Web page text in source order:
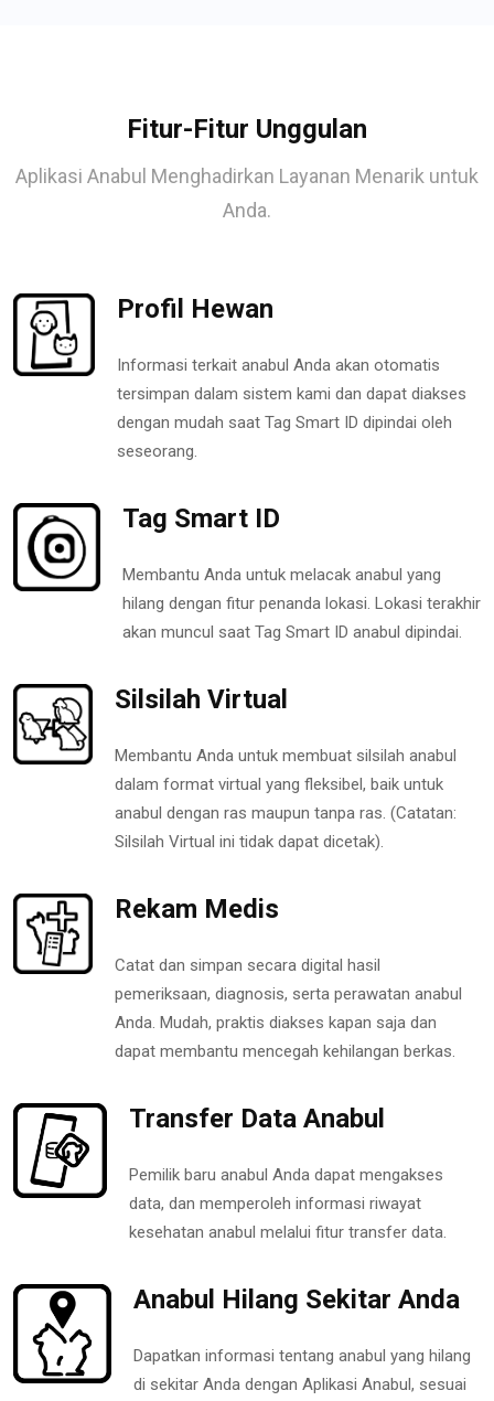
Fitur-Fitur Unggulan
Aplikasi Anabul Menghadirkan Layanan Menarik untuk
Anda.
Profil Hewan
Informasi terkait anabul Anda akan otomatis
tersimpan dalam sistem kami dan dapat diakses
dengan mudah saat Tag Smart ID dipindai oleh
seseorang.
Tag Smart ID
Membantu Anda untuk melacak anabul yang
hilang dengan fitur penanda lokasi. Lokasi terakhir
akan muncul saat Tag Smart ID anabul dipindai.
Silsilah Virtual
Membantu Anda untuk membuat silsilah anabul
dalam format virtual yang fleksibel, baik untuk
anabul dengan ras maupun tanpa ras. (Catatan:
Silsilah Virtual ini tidak dapat dicetak).
Rekam Medis
Catat dan simpan secara digital hasil
pemeriksaan, diagnosis, serta perawatan anabul
Anda. Mudah, praktis diakses kapan saja dan
dapat membantu mencegah kehilangan berkas.
Transfer Data Anabul
Pemilik baru anabul Anda dapat mengakses
data, dan memperoleh informasi riwayat
kesehatan anabul melalui fitur transfer data.
Anabul Hilang Sekitar Anda
Dapatkan informasi tentang anabul yang hilang
di sekitar Anda dengan Aplikasi Anabul, sesuai